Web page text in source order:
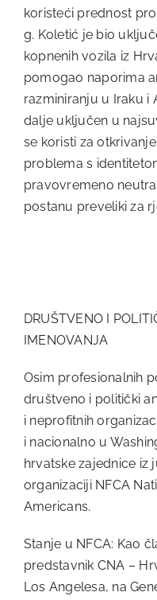
koristeći prednost
g. Koletić je bio
kopnenih vozila iz
pomogao naporima
razminiranju u Iraku i
dalje uključen u
se koristi za
problema s
pravovremeno
postanu preveliki za
DRUŠTVENO I
IMENOVANJA
Osim profesionalnih
društveno i politički
i neprofitnih
i nacionalno u
hrvatske zajednice iz
organizaciji NFCA
Americans.
Stanje u NFCA: Kao
predstavnik CNA –
Los Angelesa, na